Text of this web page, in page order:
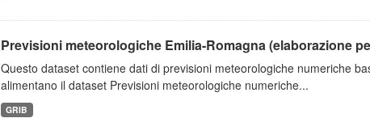
Previsioni meteorologiche Emilia-Romagna (elaborazione
Questo dataset contiene dati di previsioni meteorologiche numeriche
alimentano il dataset Previsioni meteorologiche numeriche...
GRIB